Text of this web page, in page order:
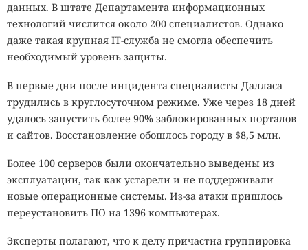
данных. В штате Департамента информационных
технологий числится около 200 специалистов. Однако
даже такая крупная IT-служба не смогла обеспечить
необходимый уровень защиты.
В первые дни после инцидента специалисты Далласа
трудились в круглосуточном режиме. Уже через 18 дней
удалось запустить более 90% заблокированных порталов
и сайтов. Восстановление обошлось городу в $8,5 млн.
Более 100 серверов были окончательно выведены из
эксплуатации, так как устарели и не поддерживали
новые операционные системы. Из-за атаки пришлось
переустановить ПО на 1396 компьютерах.
Эксперты полагают, что к делу причастна группировка